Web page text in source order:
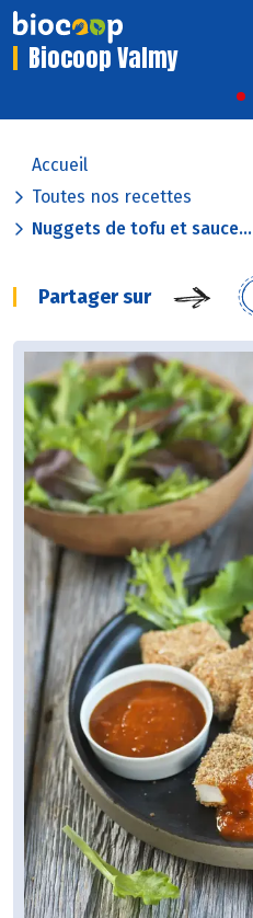
Biocoop Valmy
Accueil
Toutes nos recettes
Nuggets de tofu et sauce...
Partager sur